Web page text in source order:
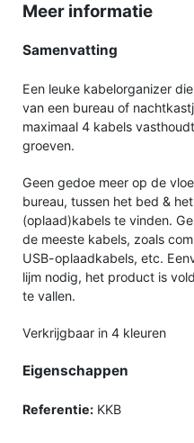
Meer informatie
Samenvatting
Een leuke kabelorganizer
van een bureau of
maximaal 4 kabels
groeven.
Geen gedoe meer op de
bureau, tussen het bed &
(oplaad)kabels te vinden.
de meeste kabels, zoals
USB-oplaadkabels, etc.
lijm nodig, het product is
te vallen.
Verkrijgbaar in 4 kleuren
Eigenschappen
Referentie: KKB